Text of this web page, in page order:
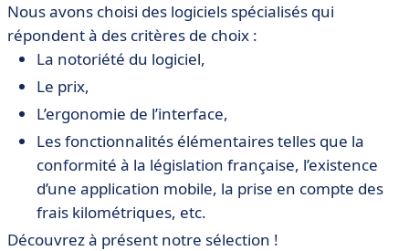
• Soldo
• Vertical Expense
• Vous avez fait votre choix pour scanner vos notes de
frais ?
Nous avons choisi des logiciels spécialisés qui
répondent à des critères de choix :
La notoriété du logiciel,
Le prix,
L’ergonomie de l’interface,
Les fonctionnalités élémentaires telles que la
conformité à la législation française, l’existence
d’une application mobile, la prise en compte des
frais kilométriques, etc.
Découvrez à présent notre sélection !